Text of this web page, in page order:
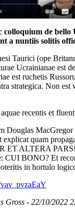
colloquium de
a nuntiis solitis
Taurici (ope
Ucrainianae est
est ruchetis
strategica. Non est
recentis et
Douglas
quam
ET ALTERA PARS!
CUI BONO? Et
in hortulo
Gross - 22/10/2022